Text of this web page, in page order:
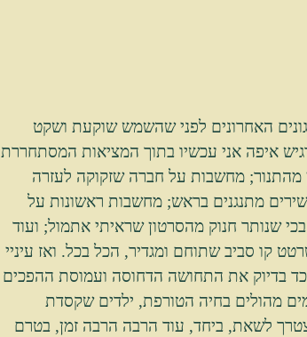
האחרונים לפני שהשמש שוקעת ושקט
איפה אני עכשיו בתוך המציאות המסתחררת
מהתנור; מחשבות על חברה שזקוקה לעזרה
מתנגנים בראש; מחשבות ראשונות על
שנותר חנוק מהסרטון שראיתי אתמול; ועוד
קו סביב שתוחם ומגדיר, הכל בכל. ואז עיניי
בדיוק את התחושה הדחוסה ועמוסת ההפכים
מהולים בחיה הטורפת, ילדים שקסדת
לשאת, ביחד, עוד הרבה הרבה זמן, בטרם